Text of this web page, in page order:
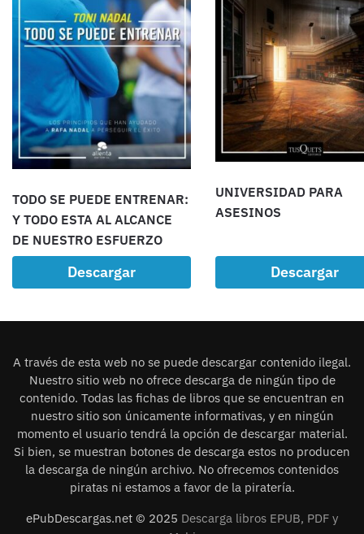
TODO SE PUEDE ENTRENAR:
Y TODO ESTA AL ALCANCE
DE NUESTRO ESFUERZO
Descargar
UNIVERSIDAD PARA
ASESINOS
Descargar
A través de esta web no se puede descargar contenido ilegal.
Nuestro sitio web no ofrece descarga de ningún tipo de
contenido. Todas las fichas de libros que se encuentran en
nuestro sitio son únicamente informativas, y en ningún
momento el usuario tendrá la opción de descargar material.
Si bien, se muestran botones de descarga estos no producen
la descarga de ningún archivo. No ofrecemos contenidos
piratas ni estamos a favor de la piratería.
ePubDescargas.net © 2025 Descarga libros EPUB, PDF y